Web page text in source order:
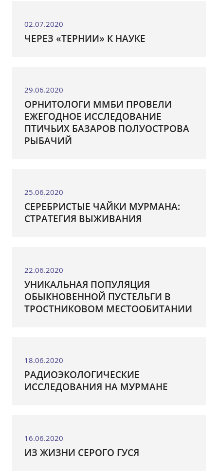
02.07.2020
ЧЕРЕЗ «ТЕРНИИ» К НАУКЕ
29.06.2020
ОРНИТОЛОГИ ММБИ ПРОВЕЛИ
ЕЖЕГОДНОЕ ИССЛЕДОВАНИЕ
ПТИЧЬИХ БАЗАРОВ ПОЛУОСТРОВА
РЫБАЧИЙ
25.06.2020
СЕРЕБРИСТЫЕ ЧАЙКИ МУРМАНА:
СТРАТЕГИЯ ВЫЖИВАНИЯ
22.06.2020
УНИКАЛЬНАЯ ПОПУЛЯЦИЯ
ОБЫКНОВЕННОЙ ПУСТЕЛЬГИ В
ТРОСТНИКОВОМ МЕСТООБИТАНИИ
18.06.2020
РАДИОЭКОЛОГИЧЕСКИЕ
ИССЛЕДОВАНИЯ НА МУРМАНЕ
16.06.2020
ИЗ ЖИЗНИ СЕРОГО ГУСЯ